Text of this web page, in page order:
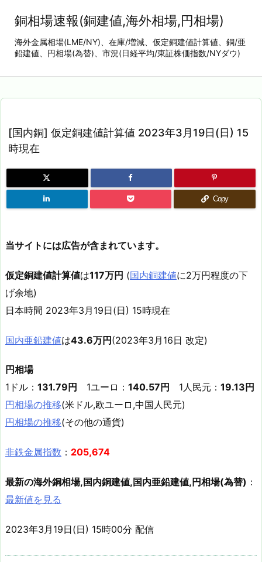
銅相場速報(銅建値,海外相場,円相場)
海外金属相場(LME/NY)、在庫/増減、仮定銅建値計算値、銅/亜
鉛建値、円相場(為替)、市況(日経平均/東証株価指数/NYダウ)
[国内銅] 仮定銅建値計算値 2023年3月19日(日) 15
時現在
Copy
当サイトには広告が含まれています。
仮定銅建値計算値は117万円 (国内銅建値に2万円程度の下
げ余地)
日本時間 2023年3月19日(日) 15時現在
国内亜鉛建値は43.6万円(2023年3月16日 改定)
円相場
1ドル： 131.79円 1ユーロ： 140.57円 1人民元： 19.13円
円相場の推移(米ドル,欧ユーロ,中国人民元)
円相場の推移(その他の通貨)
非鉄金属指数 ： 205,674
最新の海外銅相場,国内銅建値,国内亜鉛建値,円相場(為替) ：
最新値を見る
2023年3月19日(日) 15時00分 配信